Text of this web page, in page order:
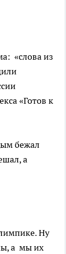
«слова из
«Готов к
бежал
а
Ну
а мы их